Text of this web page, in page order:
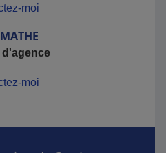
moi
MATHE
d'agence
moi